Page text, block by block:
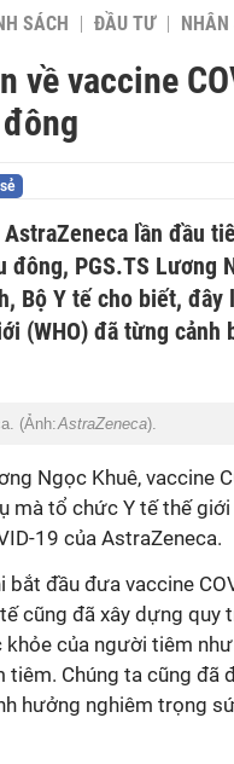
SÁCH ĐẦU TƯ NHÂN
về vaccine
lần đầu
đông, PGS.TS Lương
Bộ Y tế cho biết, đây
(WHO) đã từng cảnh
(Ảnh:AstraZeneca).
Ngọc Khuê, vaccine
mà tổ chức Y tế thế
19 của AstraZeneca.
bắt đầu đưa vaccine
cũng đã xây dựng quy
của người tiêm
tiêm. Chúng ta cũng đã
hưởng nghiêm trọng